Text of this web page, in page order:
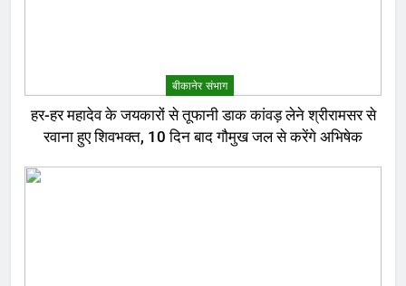
बीकानेर संभाग
हर-हर महादेव के जयकारों से तूफानी डाक कांवड़ लेने श्रीरामसर से
रवाना हुए शिवभक्त, 10 दिन बाद गौमुख जल से करेंगे अभिषेक